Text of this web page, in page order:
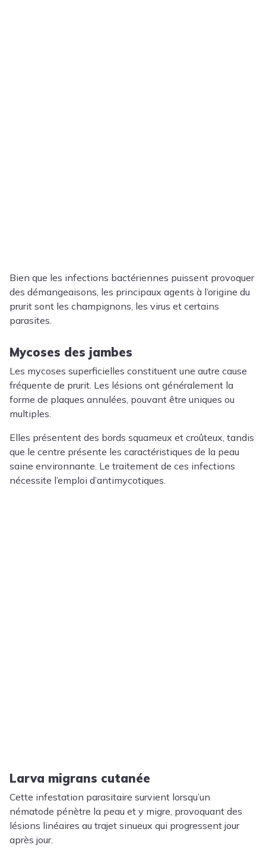
Bien que les infections bactériennes puissent provoquer
des démangeaisons, les principaux agents à l’origine du
prurit sont les champignons, les virus et certains
parasites.
Mycoses des jambes
Les mycoses superficielles constituent une autre cause
fréquente de prurit. Les lésions ont généralement la
forme de plaques annulées, pouvant être uniques ou
multiples.
Elles présentent des bords squameux et croûteux, tandis
que le centre présente les caractéristiques de la peau
saine environnante. Le traitement de ces infections
nécessite l’emploi d’antimycotiques.
Larva migrans cutanée
Cette infestation parasitaire survient lorsqu’un
nématode pénètre la peau et y migre, provoquant des
lésions linéaires au trajet sinueux qui progressent jour
après jour.